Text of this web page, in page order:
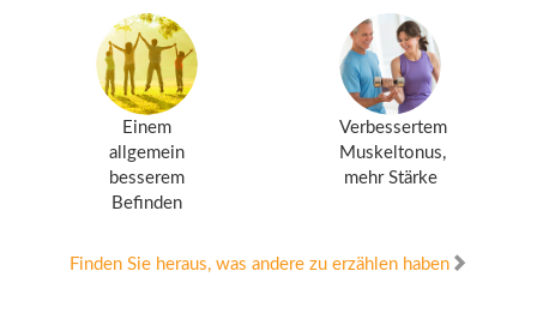
Einem
allgemein
besserem
Befinden
Verbessertem
Muskeltonus,
mehr Stärke
Finden Sie heraus, was andere zu erzählen haben